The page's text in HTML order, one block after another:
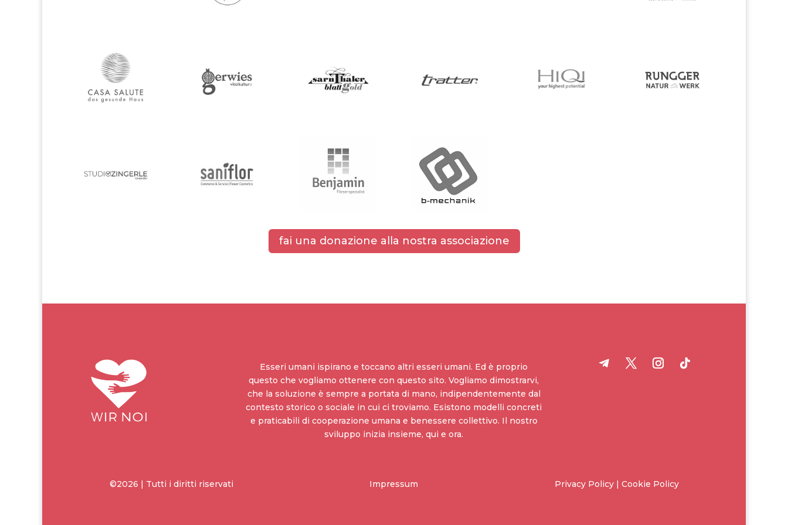
fai una donazione alla nostra associazione
Esseri umani ispirano e toccano altri esseri umani. Ed è proprio
questo che vogliamo ottenere con questo sito. Vogliamo dimostrarvi,
che la soluzione è sempre a portata di mano, indipendentemente dal
contesto storico o sociale in cui ci troviamo. Esistono modelli concreti
e praticabili di cooperazione umana e benessere collettivo. Il nostro
sviluppo inizia insieme, qui e ora.
©2026 | Tutti i diritti riservati Impressum Privacy Policy | Cookie Policy